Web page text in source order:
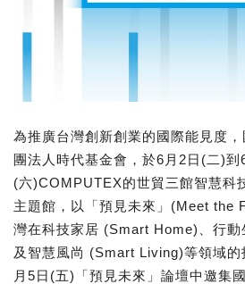
為推廣台灣創新創業的國際能見度
團法人時代基金會，於6月2日(二)到
(六)COMPUTEX的世貿三館智慧科
主題館，以「預見未來」(Meet the
灣在科技家居 (Smart Home)、行
及智慧風尚 (Smart Living)等領域的
月5日(五)「預見未來」論壇中邀集